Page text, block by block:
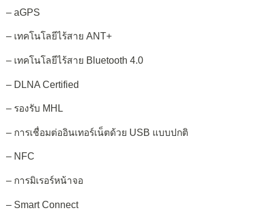
– aGPS
– เทคโนโลยีไร้สาย ANT+
– เทคโนโลยีไร้สาย Bluetooth 4.0
– DLNA Certified
– รองรับ MHL
– การเชื่อมต่ออินเทอร์เน็ตด้วย USB แบบปกติ
– NFC
– การมิเรอร์หน้าจอ
– Smart Connect